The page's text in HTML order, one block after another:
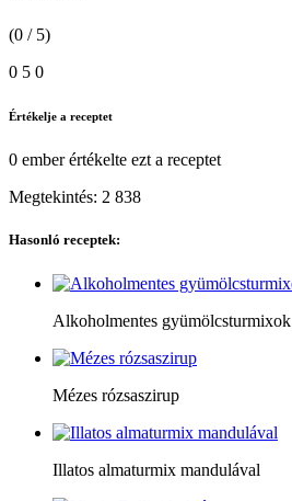
(0 / 5)
0 5 0
Értékelje a receptet
0 emberértékelte ezt a receptet
Megtekintés: 2 838
Hasonló receptek:
Alkoholmentes gyümölcsturmixok
Mézes rózsaszirup
Illatos almaturmix mandulával